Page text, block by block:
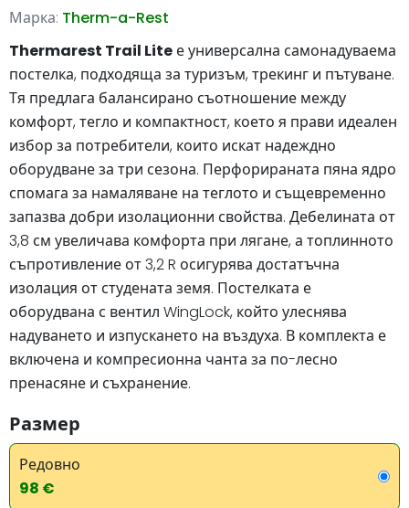
Марка: Therm-a-Rest
Thermarest Trail Lite е универсална самонадуваема
постелка, подходяща за туризъм, трекинг и пътуване.
Тя предлага балансирано съотношение между
комфорт, тегло и компактност, което я прави идеален
избор за потребители, които искат надеждно
оборудване за три сезона. Перфорираната пяна ядро
спомага за намаляване на теглото и същевременно
запазва добри изолационни свойства. Дебелината от
3,8 см увеличава комфорта при лягане, а топлинното
съпротивление от 3,2 R осигурява достатъчна
изолация от студената земя. Постелката е
оборудвана с вентил WingLock, който улеснява
надуването и изпускането на въздуха. В комплекта е
включена и компресионна чанта за по-лесно
пренасяне и съхранение.
Размер
Редовно
98 €